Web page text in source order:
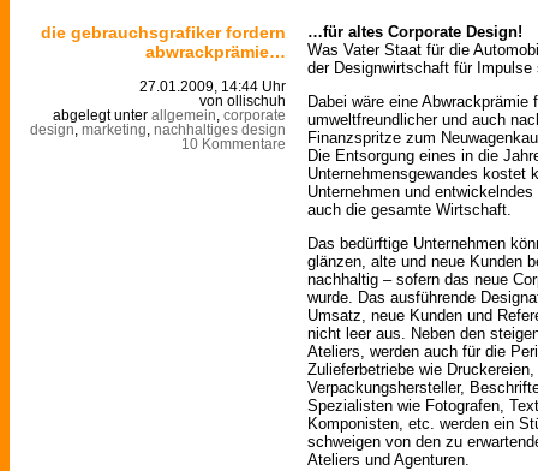
die gebrauchsgrafiker fordern
abwrackprämie…
27.01.2009, 14:44 Uhr
von ollischuh
abgelegt unter allgemein corporate
design marketing nachhaltiges design
10 Kommentare
…für altes Corporate Design!
Was Vater Staat für die
der Designwirtschaft für Impulse
Dabei wäre eine
umweltfreundlicher und auch
Finanzspritze zum
Die Entsorgung eines in die
Unternehmensgewandes kostet
Unternehmen und
auch die gesamte Wirtschaft.
Das bedürftige Unternehmen
glänzen, alte und neue Kunden
nachhaltig – sofern das neue
wurde. Das ausführende
Umsatz, neue Kunden und
nicht leer aus. Neben den
Ateliers, werden auch für die
Zulieferbetriebe wie
Verpackungshersteller,
Spezialisten wie Fotografen,
Komponisten, etc. werden ein
schweigen von den zu
Ateliers und Agenturen.